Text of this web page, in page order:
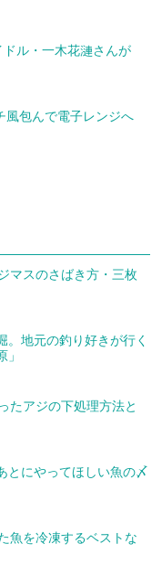
ル・一木花漣さんが
風包んで電子レンジへ
マスのさばき方・三枚
。地元の釣り好きが行く
たアジの下処理方法と
とにやってほしい魚の〆
魚を冷凍するベストな